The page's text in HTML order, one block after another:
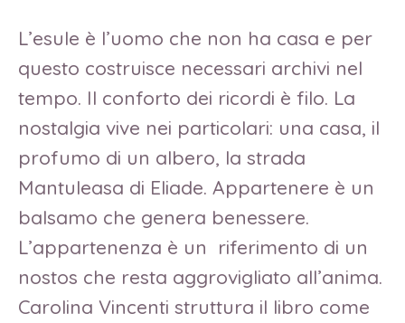
L’esule è l’uomo che non ha casa e per
questo costruisce necessari archivi nel
tempo. Il conforto dei ricordi è filo. La
nostalgia vive nei particolari: una casa, il
profumo di un albero, la strada
Mantuleasa di Eliade. Appartenere è un
balsamo che genera benessere.
L’appartenenza è un riferimento di un
nostos che resta aggrovigliato all’anima.
Carolina Vincenti struttura il libro come